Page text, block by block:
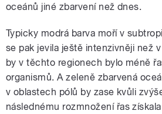
oceánů jiné zbarvení než dnes.
Typicky modrá barva moří v
se pak jevila ještě intenzivněji než
by v těchto regionech bylo méně
organismů. A zeleně zbarvená
v oblastech pólů by zase kvůli
následnému rozmnožení řas